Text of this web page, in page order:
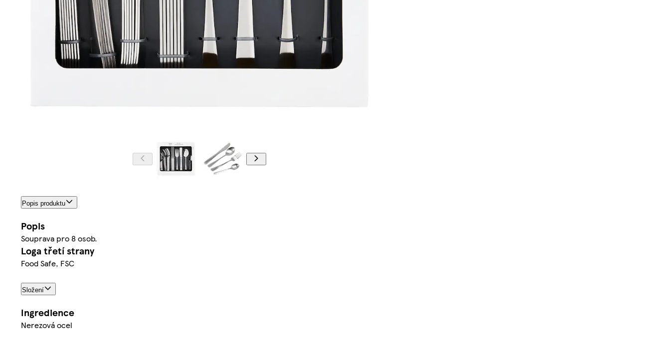
Popis produktu
Popis
Souprava pro 8 osob.
Loga třetí strany
Food Safe, FSC
Složení
Ingredience
Nerezová ocel